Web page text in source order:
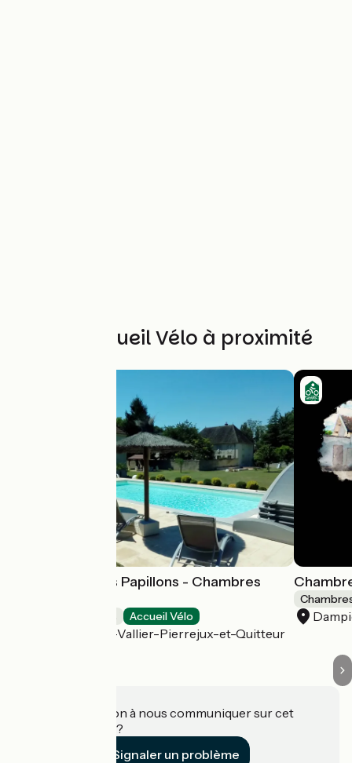
Autres Accueil Vélo à proximité
Le Domaine des Papillons - Chambres
Accueil Vélo
Beaujeu-Saint-Vallier-Pierrejux-et-Quitteur
Une information à nous communiquer sur cet
établissement ?
Signaler un problème